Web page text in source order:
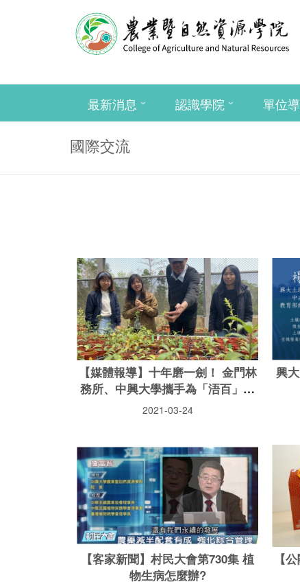
最新消息 認識學院 單位
國際交流
【媒體報導】十年磨一劍！ 金門林
務所、中興大學攜手為「浯百」發
聲
2021-03-24
興
【客家新聞】村民大會第730集 植
物生病怎麼辦?
【